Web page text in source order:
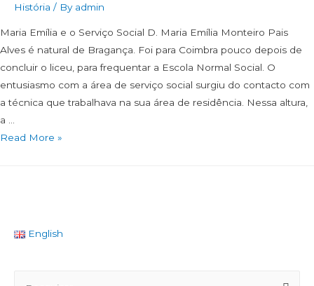
História / By admin
Maria Emília e o Serviço Social D. Maria Emília Monteiro Pais
Alves é natural de Bragança. Foi para Coimbra pouco depois de
concluir o liceu, para frequentar a Escola Normal Social. O
entusiasmo com a área de serviço social surgiu do contacto com
a técnica que trabalhava na sua área de residência. Nessa altura,
a …
Read More »
English